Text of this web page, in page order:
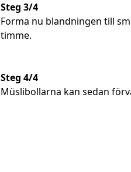
Steg 3/4
Forma nu blandningen till
timme.
Steg 4/4
Müslibollarna kan sedan